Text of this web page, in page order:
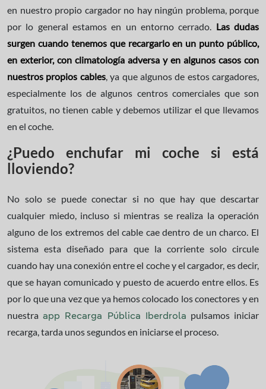
en nuestro propio cargador no hay ningún problema, porque
por lo general estamos en un entorno cerrado. Las dudas
surgen cuando tenemos que recargarlo en un punto público,
en exterior, con climatología adversa y en algunos casos con
nuestros propios cables, ya que algunos de estos cargadores,
especialmente los de algunos centros comerciales que son
gratuitos, no tienen cable y debemos utilizar el que llevamos
en el coche.
¿Puedo enchufar mi coche si está
lloviendo?
No solo se puede conectar si no que hay que descartar
cualquier miedo, incluso si mientras se realiza la operación
alguno de los extremos del cable cae dentro de un charco. El
sistema esta diseñado para que la corriente solo circule
cuando hay una conexión entre el coche y el cargador, es decir,
que se hayan comunicado y puesto de acuerdo entre ellos. Es
por lo que una vez que ya hemos colocado los conectores y en
nuestraapp Recarga Pública Iberdrola pulsamos iniciar
recarga, tarda unos segundos en iniciarse el proceso.